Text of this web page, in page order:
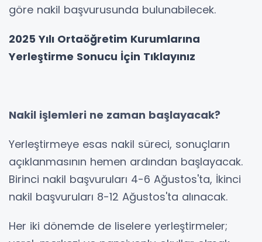
göre nakil başvurusunda bulunabilecek.
2025 Yılı Ortaöğretim Kurumlarına
Yerleştirme Sonucu İçin Tıklayınız
Nakil işlemleri ne zaman başlayacak?
Yerleştirmeye esas nakil süreci, sonuçların
açıklanmasının hemen ardından başlayacak.
Birinci nakil başvuruları 4-6 Ağustos'ta, İkinci
nakil başvuruları 8-12 Ağustos'ta alınacak.
Her iki dönemde de liselere yerleştirmeler;